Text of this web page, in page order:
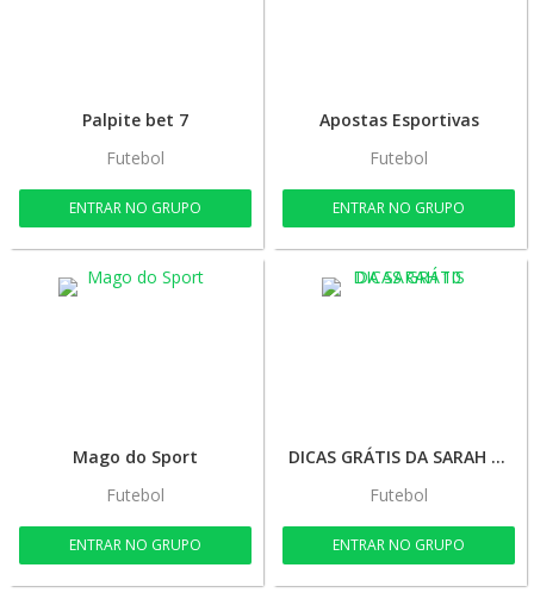
Palpite bet 7
Futebol
ENTRAR NO GRUPO
Apostas Esportivas
Futebol
ENTRAR NO GRUPO
Mago do Sport
Futebol
ENTRAR NO GRUPO
DICAS GRÁTIS DA SARAH 10
Futebol
ENTRAR NO GRUPO